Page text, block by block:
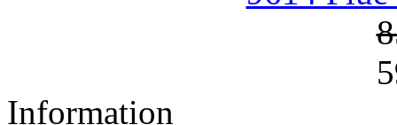
Information